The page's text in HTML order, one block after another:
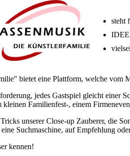
steht
bietet eine Plattform, welche vom
jedes Gastspiel gleicht einer
Familienfest-, einem
unserer Close-up Zauberer, die
Suchmaschine, auf Empfehlung
kennen!